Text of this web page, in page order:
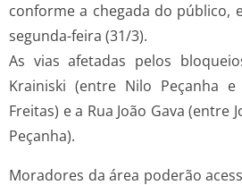
conforme a chegada do público,
segunda-feira (31/3).
As vias afetadas pelos
Krainiski (entre Nilo Peçanha
Freitas) e a Rua João Gava (entre
Peçanha).
Moradores da área poderão